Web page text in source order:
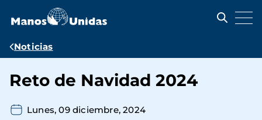
contenido
Ruta
navegación
Noticias
Reto de Navidad 2024
Lunes, 09 diciembre, 2024